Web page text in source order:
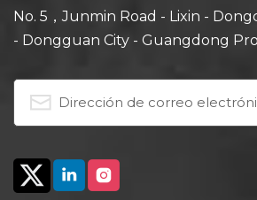
No. 5，Junmin Road - Lixin -
- Dongguan City - Guangdong